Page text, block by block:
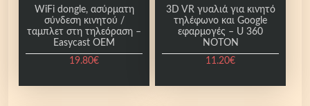
WiFi dongle, ασύρματη
σύνδεση κινητού /
ταμπλετ στη τηλεόραση –
Easycast OEM
19.80€
3D VR γυαλιά για κινητό
τηλέφωνο και Google
εφαρμογές – U 360
NOTON
11.20€